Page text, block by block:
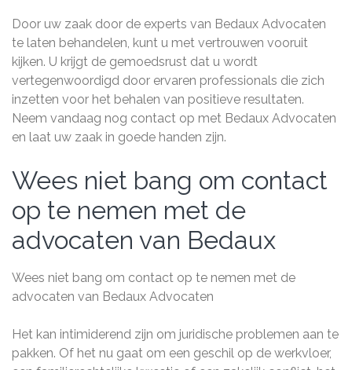
Door uw zaak door de experts van Bedaux Advocaten
te laten behandelen, kunt u met vertrouwen vooruit
kijken. U krijgt de gemoedsrust dat u wordt
vertegenwoordigd door ervaren professionals die zich
inzetten voor het behalen van positieve resultaten.
Neem vandaag nog contact op met Bedaux Advocaten
en laat uw zaak in goede handen zijn.
Wees niet bang om contact
op te nemen met de
advocaten van Bedaux
Wees niet bang om contact op te nemen met de
advocaten van Bedaux Advocaten
Het kan intimiderend zijn om juridische problemen aan te
pakken. Of het nu gaat om een geschil op de werkvloer,